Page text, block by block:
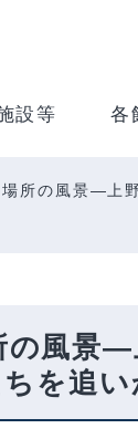
設等 各
所の風景―上
風景―
を追い